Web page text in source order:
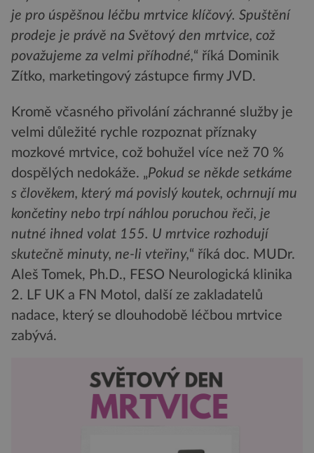
je pro úspěšnou léčbu mrtvice klíčový. Spuštění
prodeje je právě na Světový den mrtvice, což
považujeme za velmi příhodné,“ říká Dominik
Zítko, marketingový zástupce firmy JVD.
Kromě včasného přivolání záchranné služby je
velmi důležité rychle rozpoznat příznaky
mozkové mrtvice, což bohužel více než 70 %
dospělých nedokáže. „Pokud se někde setkáme
s člověkem, který má povislý koutek, ochrnují mu
končetiny nebo trpí náhlou poruchou řeči, je
nutné ihned volat 155. U mrtvice rozhodují
skutečně minuty, ne-li vteřiny,“ říká doc. MUDr.
Aleš Tomek, Ph.D., FESO Neurologická klinika
2. LF UK a FN Motol, další ze zakladatelů
nadace, který se dlouhodobě léčbou mrtvice
zabývá.